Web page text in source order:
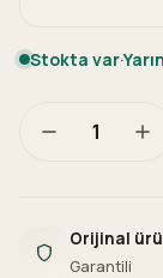
Stokta var·
1
Orijinal
Garantili